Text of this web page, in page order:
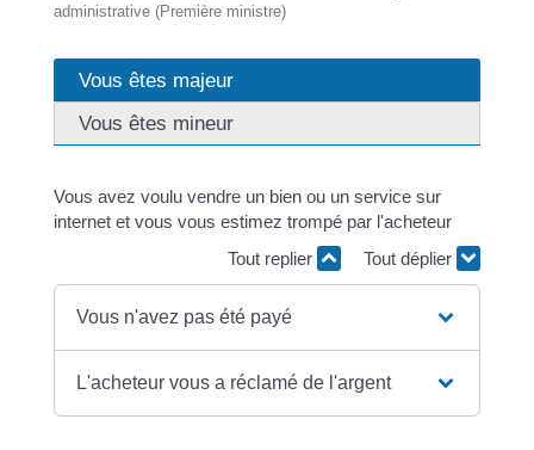
administrative (Première ministre)
Vous êtes majeur
Vous êtes mineur
Vous avez voulu vendre un bien ou un service sur
internet et vous vous estimez trompé par l'acheteur
Tout replier
Tout déplier
Vous n'avez pas été payé
L'acheteur vous a réclamé de l'argent